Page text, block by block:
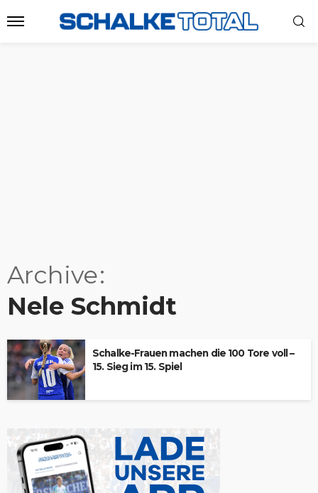
Archive
Nele Schmidt
Schalke-Frauen machen die 100 Tore voll –
15. Sieg im 15. Spiel